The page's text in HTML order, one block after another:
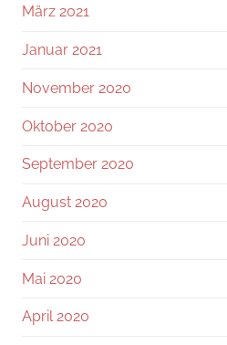
März 2021
Januar 2021
November 2020
Oktober 2020
September 2020
August 2020
Juni 2020
Mai 2020
April 2020